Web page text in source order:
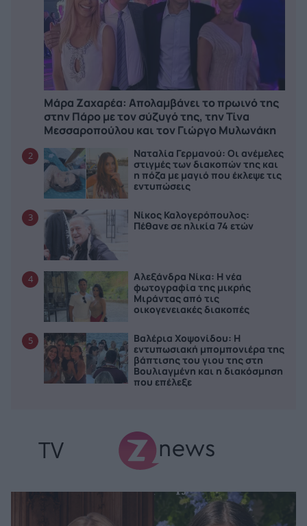
Μάρα Ζαχαρέα: Απολαμβάνει το πρωινό της
στην Πάρο με τον σύζυγό της, την Τίνα
Μεσσαροπούλου και τον Γιώργο Μυλωνάκη
2
Ναταλία Γερμανού: Οι ανέμελες
στιγμές των διακοπών της και
η πόζα με μαγιό που έκλεψε τις
εντυπώσεις
3
Νίκος Καλογερόπουλος:
Πέθανε σε ηλικία 74 ετών
4
Αλεξάνδρα Νίκα: Η νέα
φωτογραφία της μικρής
Μιράντας από τις
οικογενειακές διακοπές
5
Βαλέρια Χοψονίδου: Η
εντυπωσιακή μπομπονιέρα της
βάπτισης του γιου της στη
Βουλιαγμένη και η διακόσμηση
που επέλεξε
TV